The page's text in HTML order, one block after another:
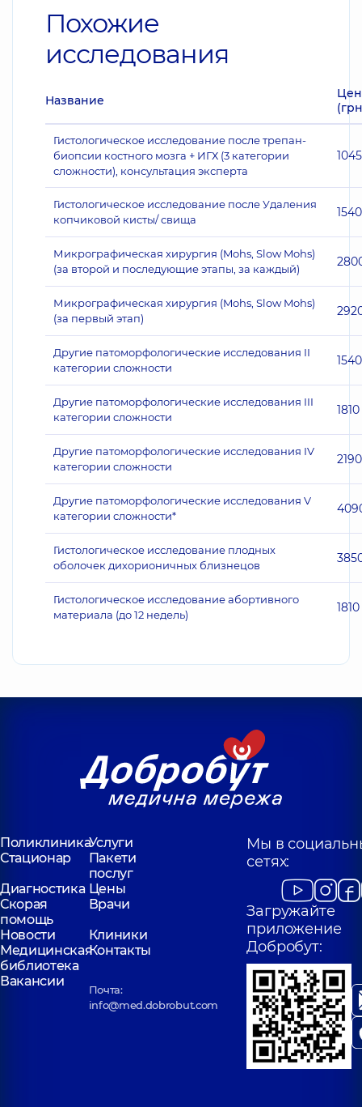
Похожие
исследования
Название
Гистологическое исследование после трепан-
биопсии костного мозга + ИГХ (3 категории
сложности), консультация эксперта
Гистологическое исследование после Удаления
копчиковой кисты/ свища
1540
Микрографическая хирургия (Mohs, Slow Mohs)
(за второй и последующие этапы, за каждый)
Микрографическая хирургия (Mohs, Slow Mohs)
(за первый этап)
Другие патоморфологические исследования II
категории сложности
1540
Другие патоморфологические исследования III
категории сложности
1810
Другие патоморфологические исследования IV
категории сложности
2190
Другие патоморфологические исследования V
категории сложности*
Гистологическое исследование плодных
оболочек дихорионичных близнецов
Гистологическое исследование абортивного
материала (до 12 недель)
1810
ПоликлиникаУслуги
Стационар
Пакети
послуг
Диагностика Цены
Скорая
помощь
Врачи
Новости
Клиники
Медицинская
библиотека
Контакты
Вакансии
Почта:
info@med.dobrobut.com
Мы в
сетях:
Загружайте
приложение
Добробут: